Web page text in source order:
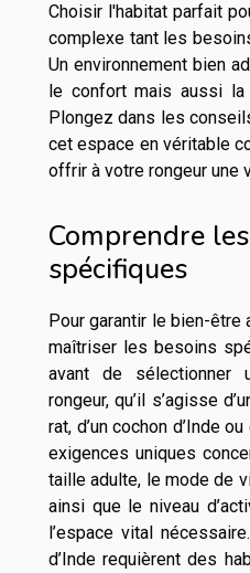
Choisir l'habitat parfait
complexe tant les
Un environnement bien
le confort mais aussi la
Plongez dans les
cet espace en véritable
offrir à votre rongeur une
Comprendre
spécifiques
Pour garantir le bien-être
maîtriser les besoins
avant de sélectionner
rongeur, qu’il s’agisse
rat, d’un cochon d’Inde
exigences uniques
taille adulte, le mode de
ainsi que le niveau
l’espace vital
d’Inde requièrent des